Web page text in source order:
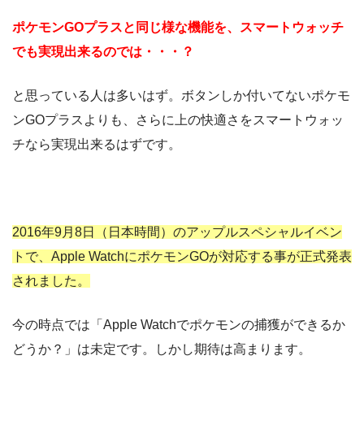
ポケモンGOプラスと同じ様な機能を、スマートウォッチ
でも実現出来るのでは・・・？
と思っている人は多いはず。ボタンしか付いてないポケモ
ンGOプラスよりも、さらに上の快適さをスマートウォッ
チなら実現出来るはずです。
2016年9月8日（日本時間）のアップルスペシャルイベン
トで、Apple WatchにポケモンGOが対応する事が正式発表
されました。
今の時点では「Apple Watchでポケモンの捕獲ができるか
どうか？」は未定です。しかし期待は高まります。